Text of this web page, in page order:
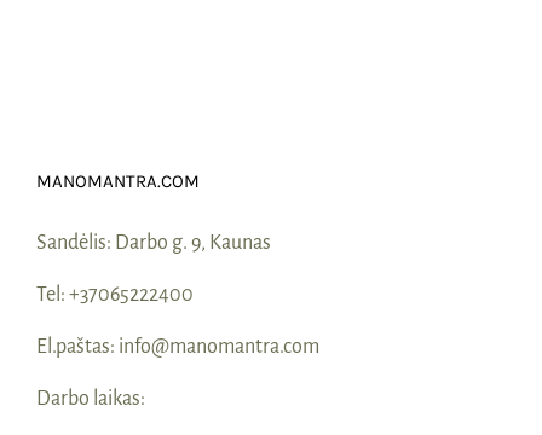
MANOMANTRA.COM
Sandėlis: Darbo g. 9, Kaunas
Tel: +37065222400
El.paštas: info@manomantra.com
Darbo laikas: